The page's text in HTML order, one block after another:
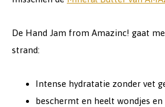
De Hand Jam from Amazinc! gaat
strand:
Intense hydratatie zonder vet
beschermt en heelt wondjes